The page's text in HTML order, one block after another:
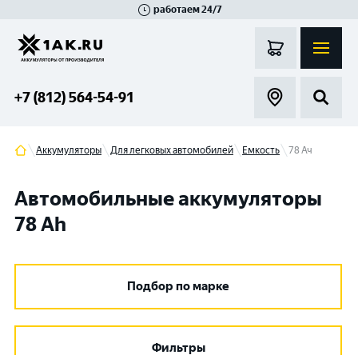
работаем 24/7
+7 (812) 564-54-91
Аккумуляторы Для легковых автомобилей Емкость 78 Ач
Автомобильные аккумуляторы
78 Ah
Подбор по марке
Фильтры
Гатчина